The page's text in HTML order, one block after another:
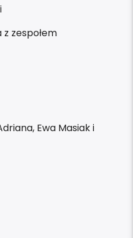
zespołem
Ewa Masiak i